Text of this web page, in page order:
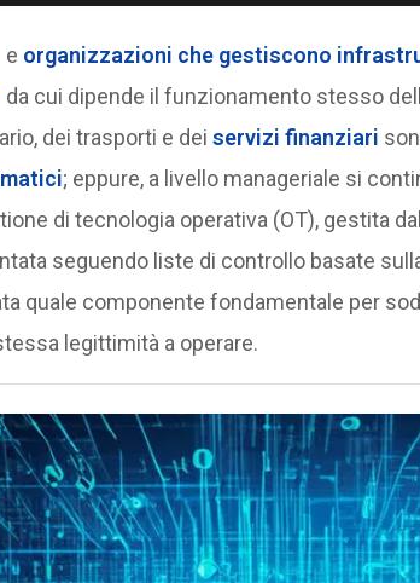
e organizzazioni che gestiscono
da cui dipende il funzionamento stesso
dei trasporti e dei servizi finanziari
; eppure, a livello manageriale si
di tecnologia operativa (OT), gestita
seguendo liste di controllo basate
quale componente fondamentale per
legittimità a operare.